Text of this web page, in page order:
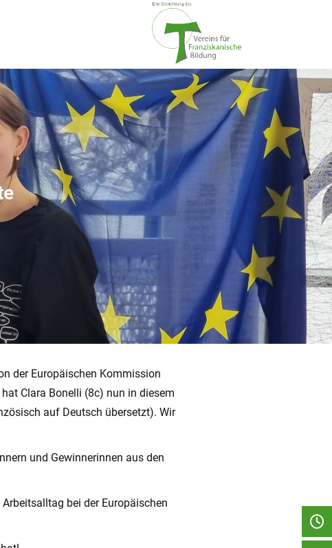
der Europäischen Kommission
Clara Bonelli (8c) nun in diesem
auf Deutsch übersetzt). Wir
und Gewinnerinnen aus den
bei der Europäischen